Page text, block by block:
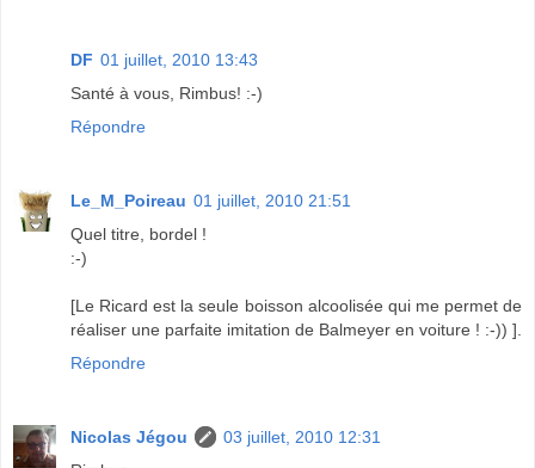
DF 01 juillet, 2010 13:43
Santé à vous, Rimbus! :-)
Répondre
Le_M_Poireau 01 juillet, 2010 21:51
Quel titre, bordel !
:-)
[Le Ricard est la seule boisson alcoolisée qui me permet de
réaliser une parfaite imitation de Balmeyer en voiture ! :-)) ].
Répondre
Nicolas Jégou
03 juillet, 2010 12:31